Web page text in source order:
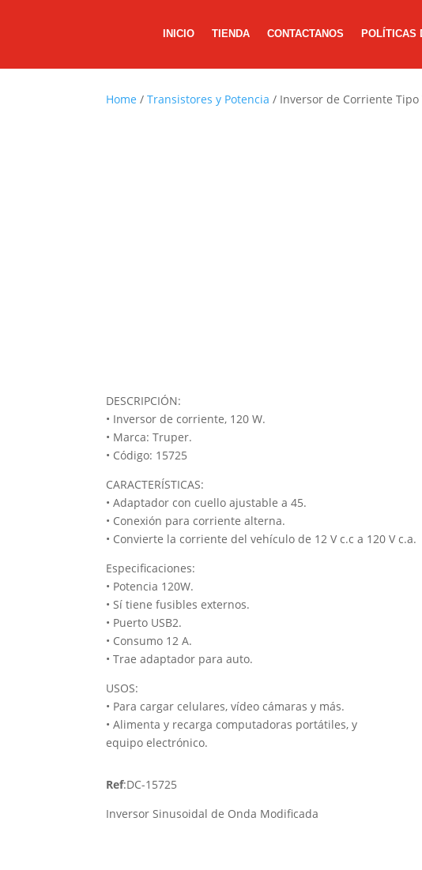
INICIO TIENDA CONTACTANOS POLÍTICAS
Home /Transistores y Potencia / Inversor de Corriente Tipo
DESCRIPCIÓN:
• Inversor de corriente, 120 W.
• Marca: Truper.
• Código: 15725
CARACTERÍSTICAS:
• Adaptador con cuello ajustable a 45.
• Conexión para corriente alterna.
• Convierte la corriente del vehículo de 12 V c.c a 120 V c.a.
Especificaciones:
• Potencia 120W.
• Sí tiene fusibles externos.
• Puerto USB2.
• Consumo 12 A.
• Trae adaptador para auto.
USOS:
• Para cargar celulares, vídeo cámaras y más.
• Alimenta y recarga computadoras portátiles, y
equipo electrónico.
Ref:DC-15725
Inversor Sinusoidal de Onda Modificada